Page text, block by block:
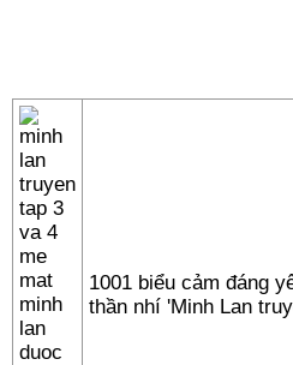
1001 biểu cảm đáng
thần nhí 'Minh Lan